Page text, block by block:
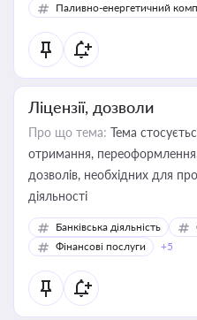
Паливно-енергетичний
Ліцензії, дозволи
Про що тема: Тема
отримання, переоформлення,
дозволів, необхідних для
діяльності
Банківська діяльність
Фінансові послуги
+5